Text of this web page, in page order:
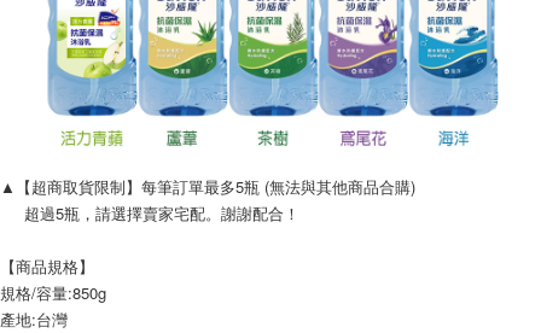
▲【超商取貨限制】每筆訂單最多5瓶 (無法與其他商品合購)
     超過5瓶，請選擇賣家宅配。謝謝配合！
【商品規格】
規格/容量:850g
產地:台灣